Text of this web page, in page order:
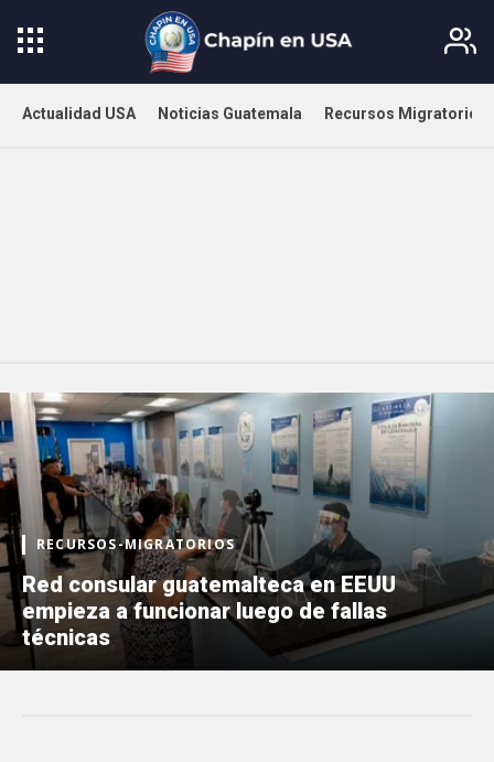
Actualidad USA Noticias Guatemala Recursos Migratorios
RECURSOS-MIGRATORIOS
Red consular guatemalteca en EEUU
empieza a funcionar luego de fallas
técnicas